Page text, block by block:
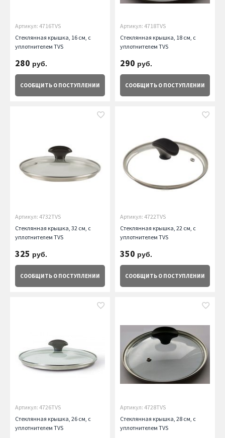
Артикул: 4716TVS
Стеклянная крышка, 16 см, с
уплотнителем TVS
280 руб.
СООБЩИТЬ О ПОСТУПЛЕНИИ
Артикул: 4718TVS
Стеклянная крышка, 18 см, с
уплотнителем TVS
290 руб.
СООБЩИТЬ О ПОСТУПЛЕНИИ
Артикул: 4732TVS
Стеклянная крышка, 32 см, с
уплотнителем TVS
325 руб.
СООБЩИТЬ О ПОСТУПЛЕНИИ
Артикул: 4722TVS
Стеклянная крышка, 22 см, с
уплотнителем TVS
350 руб.
СООБЩИТЬ О ПОСТУПЛЕНИИ
Артикул: 4726TVS
Стеклянная крышка, 26 см, с
уплотнителем TVS
Артикул: 4728TVS
Стеклянная крышка, 28 см, с
уплотнителем TVS